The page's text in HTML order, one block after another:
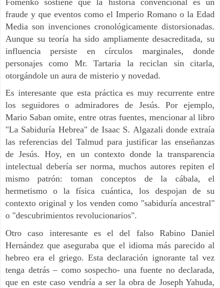
fraude y que eventos como el Imperio Romano o la Edad
Media son invenciones cronológicamente distorsionadas.
Aunque su teoría ha sido ampliamente desacreditada, su
influencia persiste en círculos marginales, donde
personajes como Mr. Tartaria la reciclan sin citarla,
otorgándole un aura de misterio y novedad.
Es interesante que esta práctica es muy recurrente entre
los seguidores o admiradores de Jesús. Por ejemplo,
Mario Saban omite, entre otras fuentes, mencionar al libro
"La Sabiduría Hebrea" de Isaac S. Algazali donde extraía
las referencias del Talmud para justificar las enseñanzas
de Jesús. Hoy, en un contexto donde la transparencia
intelectual debería ser norma, muchos autores repiten el
mismo patrón: toman conceptos de la cábala, el
hermetismo o la física cuántica, los despojan de su
contexto original y los venden como "sabiduría ancestral"
o "descubrimientos revolucionarios".
Otro caso interesante es el del falso Rabino Daniel
Hernández que aseguraba que el idioma más parecido al
hebreo era el griego. Esta declaración ignorante tal vez
tenga detrás – como sospecho- una fuente no declarada,
que en este caso vendría a ser la obra de Joseph Yahuda,